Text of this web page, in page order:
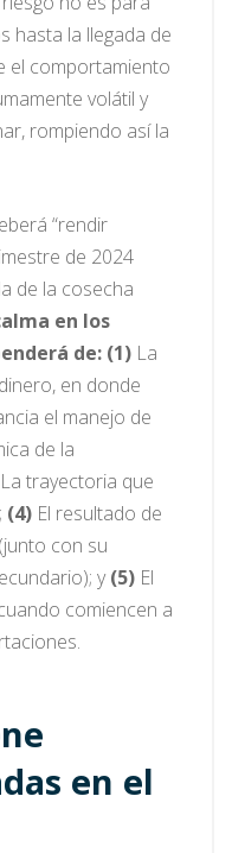
hasta la llegada de
el comportamiento
volátil y
rompiendo así la
“rendir
de 2024
de la cosecha
en los
de: (1) La
en donde
el manejo de
de la
La trayectoria que
(4) El resultado de
con su
y(5) El
comiencen a
en el